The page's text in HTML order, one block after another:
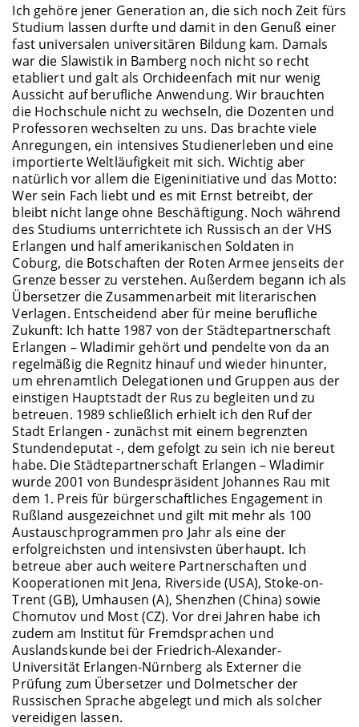
Ich gehöre jener Generation an, die sich noch Zeit fürs
Studium lassen durfte und damit in den Genuß einer
fast universalen universitären Bildung kam. Damals
war die Slawistik in Bamberg noch nicht so recht
etabliert und galt als Orchideenfach mit nur wenig
Aussicht auf berufliche Anwendung. Wir brauchten
die Hochschule nicht zu wechseln, die Dozenten und
Professoren wechselten zu uns. Das brachte viele
Anregungen, ein intensives Studienerleben und eine
importierte Weltläufigkeit mit sich. Wichtig aber
natürlich vor allem die Eigeninitiative und das Motto:
Wer sein Fach liebt und es mit Ernst betreibt, der
bleibt nicht lange ohne Beschäftigung. Noch während
des Studiums unterrichtete ich Russisch an der VHS
Erlangen und half amerikanischen Soldaten in
Coburg, die Botschaften der Roten Armee jenseits der
Grenze besser zu verstehen. Außerdem begann ich als
Übersetzer die Zusammenarbeit mit literarischen
Verlagen. Entscheidend aber für meine berufliche
Zukunft: Ich hatte 1987 von der Städtepartnerschaft
Erlangen – Wladimir gehört und pendelte von da an
regelmäßig die Regnitz hinauf und wieder hinunter,
um ehrenamtlich Delegationen und Gruppen aus der
einstigen Hauptstadt der Rus zu begleiten und zu
betreuen. 1989 schließlich erhielt ich den Ruf der
Stadt Erlangen - zunächst mit einem begrenzten
Stundendeputat -, dem gefolgt zu sein ich nie bereut
habe. Die Städtepartnerschaft Erlangen – Wladimir
wurde 2001 von Bundespräsident Johannes Rau mit
dem 1. Preis für bürgerschaftliches Engagement in
Rußland ausgezeichnet und gilt mit mehr als 100
Austauschprogrammen pro Jahr als eine der
erfolgreichsten und intensivsten überhaupt. Ich
betreue aber auch weitere Partnerschaften und
Kooperationen mit Jena, Riverside (USA), Stoke-on-
Trent (GB), Umhausen (A), Shenzhen (China) sowie
Chomutov und Most (CZ). Vor drei Jahren habe ich
zudem am Institut für Fremdsprachen und
Auslandskunde bei der Friedrich-Alexander-
Universität Erlangen-Nürnberg als Externer die
Prüfung zum Übersetzer und Dolmetscher der
Russischen Sprache abgelegt und mich als solcher
vereidigen lassen.